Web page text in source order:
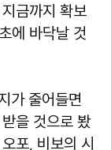
금까지 확보
에 바닥날 것
가 줄어들면
을 것으로 봤
포, 비보의 시